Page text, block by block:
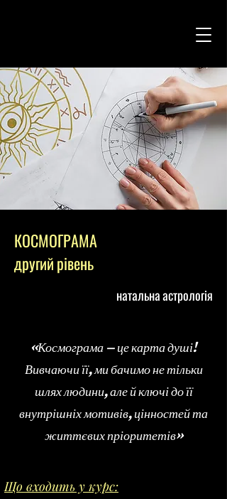
КОСМОГРАМА
другий рівень
натальна астрологія
«Космограма – це карта душі!
Вивчаючи її, ми бачимо не тільки
шлях людини, але й ключі до її
внутрішніх мотивів, цінностей та
життєвих пріоритетів»
Що входить у курс: